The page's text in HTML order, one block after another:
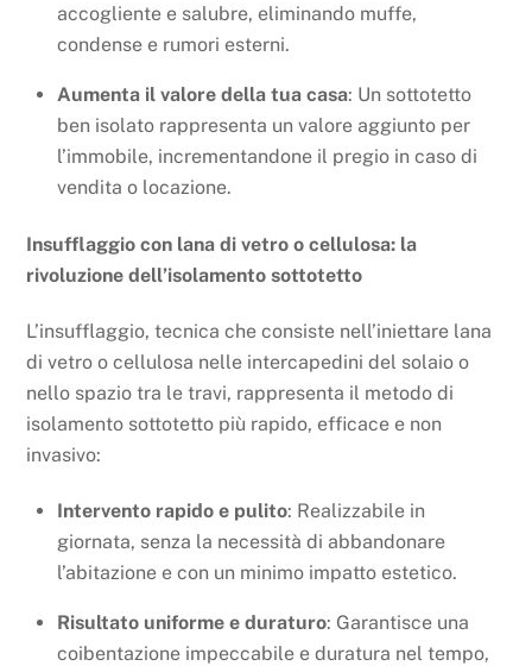
accogliente e salubre, eliminando muffe,
condense e rumori esterni.
Aumenta il valore della tua casa: Un sottotetto
ben isolato rappresenta un valore aggiunto per
l’immobile, incrementandone il pregio in caso di
vendita o locazione.
Insufflaggio con lana di vetro o cellulosa: la
rivoluzione dell’isolamento sottotetto
L’insufflaggio, tecnica che consiste nell’iniettare lana
di vetro o cellulosa nelle intercapedini del solaio o
nello spazio tra le travi, rappresenta il metodo di
isolamento sottotetto più rapido, efficace e non
invasivo:
Intervento rapido e pulito: Realizzabile in
giornata, senza la necessità di abbandonare
l’abitazione e con un minimo impatto estetico.
Risultato uniforme e duraturo: Garantisce una
coibentazione impeccabile e duratura nel tempo,